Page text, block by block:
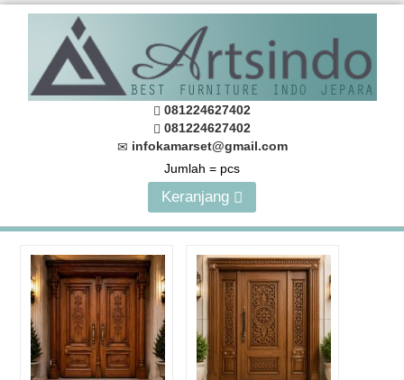
081224627402
081224627402
infokamarset@gmail.com
Jumlah = pcs
Keranjang